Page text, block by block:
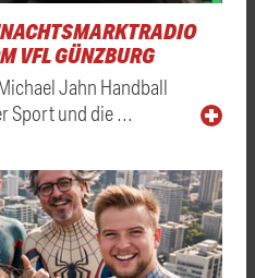
VFL GÜNZBURG
Jahn Handball
Sport und die …